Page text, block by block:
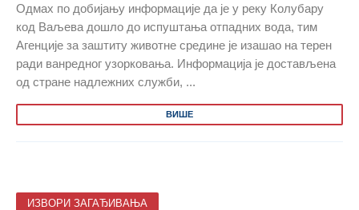
Одмах по добијању информације да је у реку Колубару
код Ваљева дошло до испуштања отпадних вода, тим
Агенције за заштиту животне средине је изашао на терен
ради ванредног узорковања. Информација је достављена
од стране надлежних служби, ...
ВИШЕ
ИЗВОРИ ЗАГАЂИВАЊА